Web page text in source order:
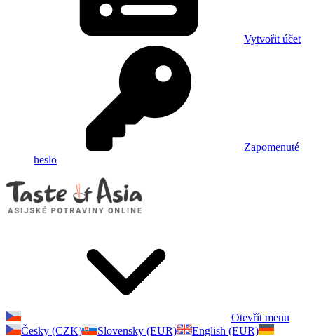
Vytvořit účet
Zapomenuté
heslo
Otevřít menu
Česky (CZK)
Slovensky (EUR)
English (EUR)